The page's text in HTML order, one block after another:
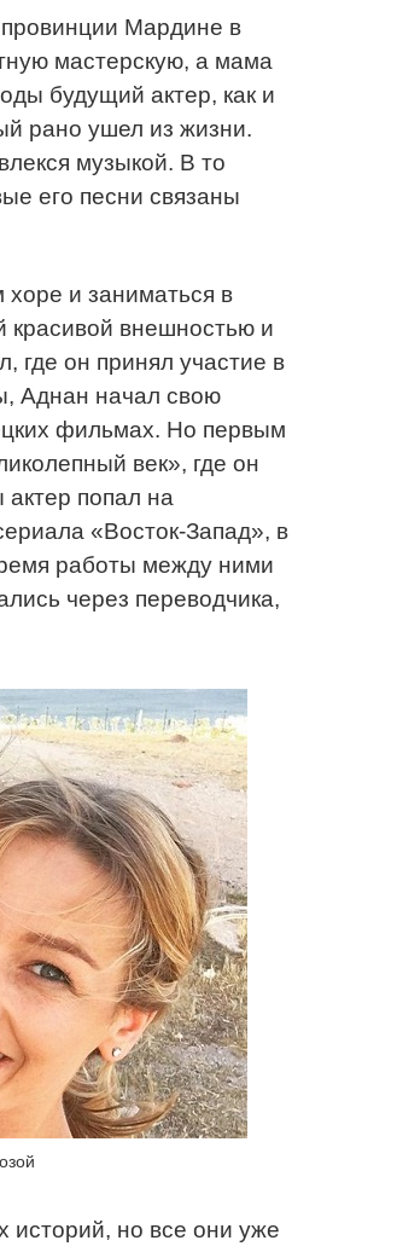
Мардине в
мастерскую, а мама
будущий актер, как и
рано ушел из жизни.
музыкой. В то
его песни связаны
хоре и заниматься в
красивой внешностью и
где он принял участие в
Аднан начал свою
фильмах. Но первым
век», где он
попал на
«Восток-Запад», в
работы между ними
через переводчика,
но все они уже